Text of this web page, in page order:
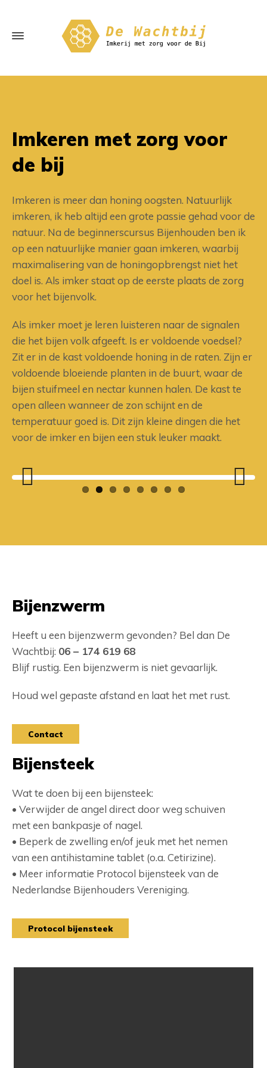
Imkeren met zorg voor
de bij
Imkeren is meer dan honing oogsten. Natuurlijk
imkeren, ik heb altijd een grote passie gehad voor de
natuur. Na de beginnerscursus Bijenhouden ben ik
op een natuurlijke manier gaan imkeren, waarbij
maximalisering van de honingopbrengst niet het
doel is. Als imker staat op de eerste plaats de zorg
voor het bijenvolk.
Als imker moet je leren luisteren naar de signalen
die het bijen volk afgeeft. Is er voldoende voedsel?
Zit er in de kast voldoende honing in de raten. Zijn er
voldoende bloeiende planten in de buurt, waar de
bijen stuifmeel en nectar kunnen halen. De kast te
open alleen wanneer de zon schijnt en de
temperatuur goed is. Dit zijn kleine dingen die het
voor de imker en bijen een stuk leuker maakt.
Bijenzwerm
Heeft u een bijenzwerm gevonden? Bel dan De
Wachtbij: 06 – 174 619 68
Blijf rustig. Een bijenzwerm is niet gevaarlijk.
Houd wel gepaste afstand en laat het met rust.
Contact
Bijensteek
Wat te doen bij een bijensteek:
• Verwijder de angel direct door weg schuiven
met een bankpasje of nagel.
• Beperk de zwelling en/of jeuk met het nemen
van een antihistamine tablet (o.a. Cetirizine).
• Meer informatie Protocol bijensteek van de
Nederlandse Bijenhouders Vereniging.
Protocol bijensteek